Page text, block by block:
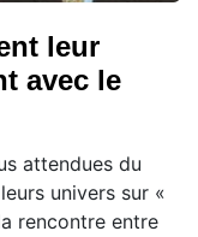
leur
avec le
attendues du
univers sur «
rencontre entre